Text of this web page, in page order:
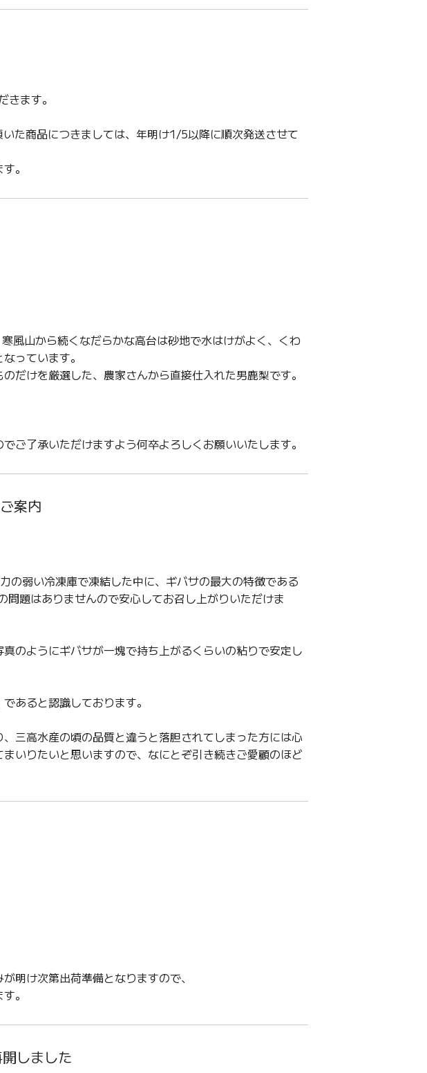
ます。
た商品につきましては、年明け1/5以降に順次発送させて
。
風山から続くなだらかな高台は砂地で水はけがよく、くわ
っています。
だけを厳選した、農家さんから直接仕入れた男鹿梨です。
ご了承いただけますよう何卒よろしくお願いいたします。
案内
の弱い冷凍庫で凍結した中に、ギバサの最大の特徴である
問題はありませんので安心してお召し上がりいただけま
のようにギバサが一塊で持ち上がるくらいの粘りで安定し
あると認識しております。
三高水産の頃の品質と違うと落胆されてしまった方には心
いりたいと思いますので、なにとぞ引き続きご愛顧のほど
明け次第出荷準備となりますので、
。
しました